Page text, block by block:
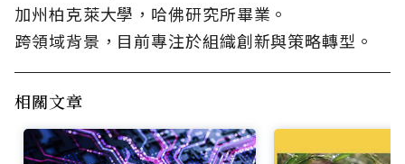
加州柏克萊大學，哈佛研究所畢業。
跨領域背景，目前專注於組織創新與策略轉型。
相關文章